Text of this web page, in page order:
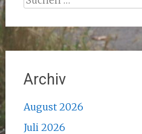
nach:
Archiv
August 2026
Juli 2026